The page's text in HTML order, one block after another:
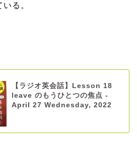
る。
【ラジオ英会話】Lesson 18
leave のもうひとつの焦点 -
April 27 Wednesday, 2022